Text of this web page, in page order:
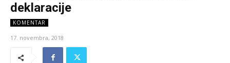
deklaracije
KOMENTAR
17. novembra, 2018